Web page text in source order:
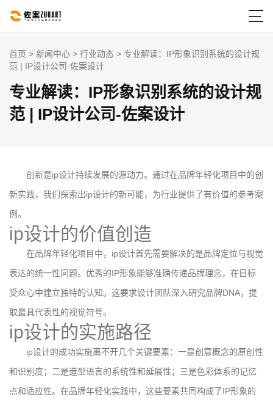

首页 > 新闻中心 > 行业动态 > 专业解读：IP形象识别系统的设计规
范 | IP设计公司-佐案设计
专业解读：IP形象识别系统的设计规
范 | IP设计公司-佐案设计
创新是ip设计持续发展的源动力。通过在品牌年轻化项目中的创
新实践，我们探索出ip设计的新可能，为行业提供了有价值的参考案
例。
ip设计的价值创造
在品牌年轻化项目中，ip设计首先需要解决的是品牌定位与视觉
表达的统一性问题。优秀的IP形象能够准确传递品牌理念，在目标
受众心中建立独特的认知。这要求设计团队深入研究品牌DNA，提
取最具代表性的视觉符号。
ip设计的实施路径
ip设计的成功实施离不开几个关键要素：一是创意概念的原创性
和识别度；二是造型语言的系统性和延展性；三是色彩体系的记忆
点和适应性。在品牌年轻化实践中，这些要素共同构成了IP形象的